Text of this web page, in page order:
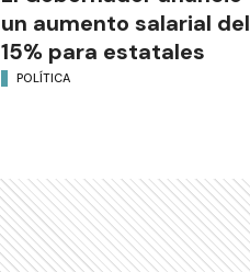
un aumento salarial del
15% para estatales
POLÍTICA